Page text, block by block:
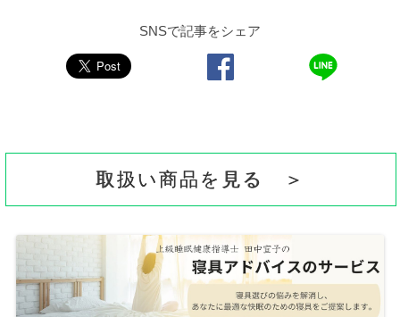
SNSで記事をシェア
取扱い商品を見る ＞